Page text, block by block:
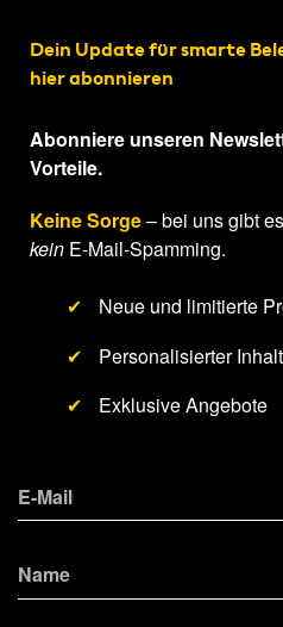
Dein Update für smarte
hier abonnieren
Abonniere unseren
Vorteile.
Keine Sorge– bei uns gibt
kein E-Mail-Spamming.
✔
Neue und limitierte
✔
Personalisierter Inhalt
✔
Exklusive Angebote